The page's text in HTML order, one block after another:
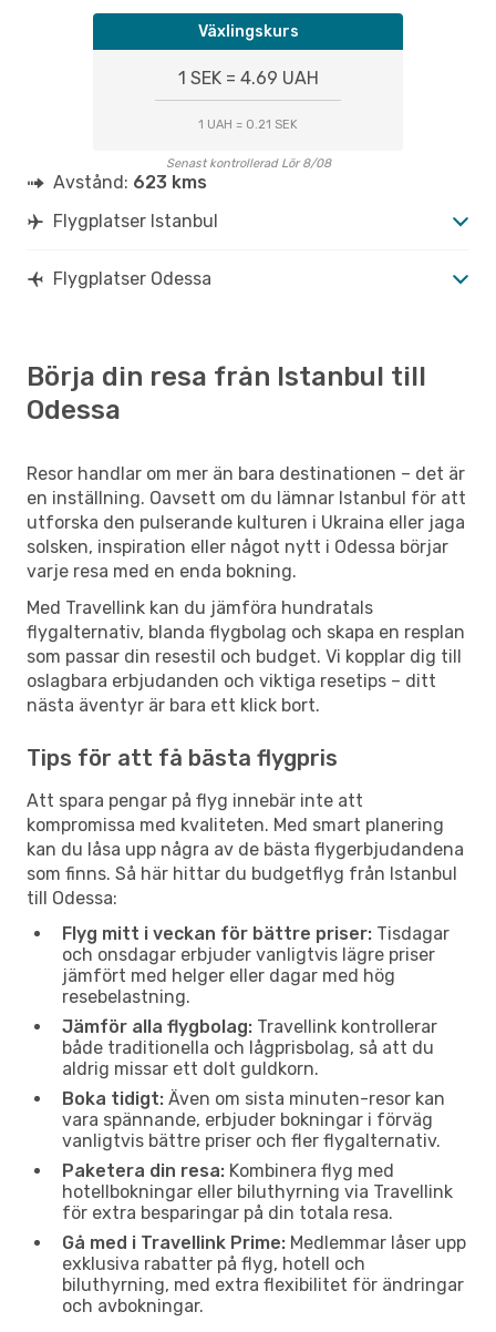
Växlingskurs
1 SEK = 4.69 UAH
1 UAH = 0.21 SEK
Senast kontrollerad Lör 8/08
Avstånd: 623 kms
Flygplatser Istanbul
Flygplatser Odessa
Börja din resa från Istanbul till
Odessa
Resor handlar om mer än bara destinationen – det är
en inställning. Oavsett om du lämnar Istanbul för att
utforska den pulserande kulturen i Ukraina eller jaga
solsken, inspiration eller något nytt i Odessa börjar
varje resa med en enda bokning.
Med Travellink kan du jämföra hundratals
flygalternativ, blanda flygbolag och skapa en resplan
som passar din resestil och budget. Vi kopplar dig till
oslagbara erbjudanden och viktiga resetips – ditt
nästa äventyr är bara ett klick bort.
Tips för att få bästa flygpris
Att spara pengar på flyg innebär inte att
kompromissa med kvaliteten. Med smart planering
kan du låsa upp några av de bästa flygerbjudandena
som finns. Så här hittar du budgetflyg från Istanbul
till Odessa:
Flyg mitt i veckan för bättre priser: Tisdagar
och onsdagar erbjuder vanligtvis lägre priser
jämfört med helger eller dagar med hög
resebelastning.
Jämför alla flygbolag: Travellink kontrollerar
både traditionella och lågprisbolag, så att du
aldrig missar ett dolt guldkorn.
Boka tidigt: Även om sista minuten-resor kan
vara spännande, erbjuder bokningar i förväg
vanligtvis bättre priser och fler flygalternativ.
Paketera din resa: Kombinera flyg med
hotellbokningar eller biluthyrning via Travellink
för extra besparingar på din totala resa.
Gå med i Travellink Prime: Medlemmar låser upp
exklusiva rabatter på flyg, hotell och
biluthyrning, med extra flexibilitet för ändringar
och avbokningar.